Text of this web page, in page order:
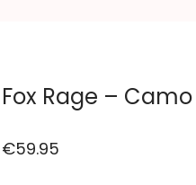
Fox Rage –
€59.95